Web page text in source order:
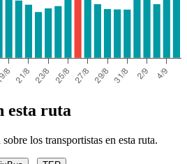
esta ruta
los transportistas en esta ruta.